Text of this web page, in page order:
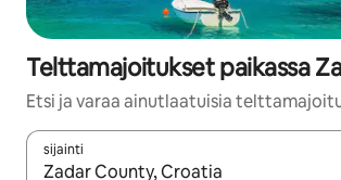
Telttamajoitukset paikassa
Etsi ja varaa ainutlaatuisia
sijainti
Kun tulokset ovat saatavilla, navigoi